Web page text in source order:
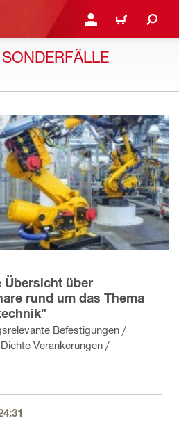
ANMELDEN ODER
WARENKORB
Übersicht über
rund um das Thema
Befestigungen /
Verankerungen /